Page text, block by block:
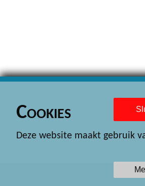
Cookies
Deze website maakt gebruik